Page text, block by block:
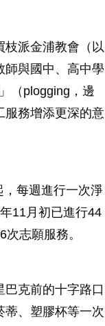
枝派金浦教會（以
師與國中、高中學
（plogging，邊
服務增添更深的意
每週進行一次淨
11月初已進行44
志願服務。
克前的十字路口
蒂、塑膠杯等一次